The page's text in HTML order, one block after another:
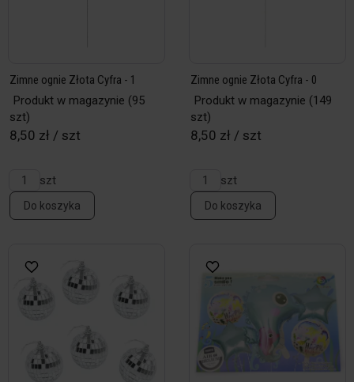
Zimne ognie Złota Cyfra - 1
Produkt w magazynie (95
szt)
8,50 zł / szt
szt
Do koszyka
Zimne ognie Złota Cyfra - 0
Produkt w magazynie (149
szt)
8,50 zł / szt
szt
Do koszyka